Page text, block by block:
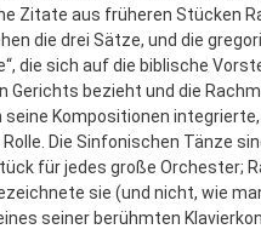
Zitate aus früheren Stücken
die drei Sätze, und die
die sich auf die biblische
Gerichts bezieht und die
seine Kompositionen
Die Sinfonischen Tänze
für jedes große Orchester;
sie (und nicht, wie
seiner berühmten